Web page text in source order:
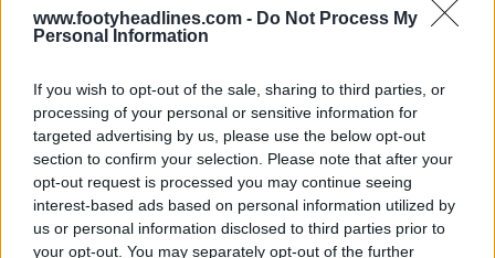
www.footyheadlines.com - Do Not Process My
Personal Information
If you wish to opt-out of the sale, sharing to third parties, or
processing of your personal or sensitive information for
targeted advertising by us, please use the below opt-out
section to confirm your selection. Please note that after your
opt-out request is processed you may continue seeing
interest-based ads based on personal information utilized by
us or personal information disclosed to third parties prior to
your opt-out. You may separately opt-out of the further